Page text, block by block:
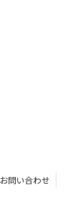
お問い合わせ